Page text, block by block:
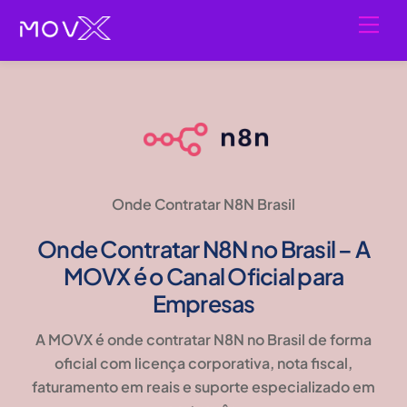
content
Onde Contratar N8N Brasil
Onde Contratar N8N no Brasil – A
MOVX é o Canal Oficial para
Empresas
A MOVX é onde contratar N8N no Brasil de forma
oficial com licença corporativa, nota fiscal,
faturamento em reais e suporte especializado em